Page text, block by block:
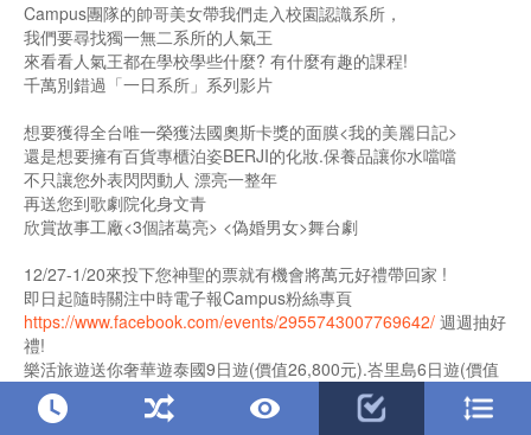
Campus團隊的帥哥美女帶我們走入校園認識系所，
我們要尋找獨一無二系所的人氣王
來看看人氣王都在學校學些什麼? 有什麼有趣的課程!
千萬別錯過「一日系所」系列影片
想要獲得全台唯一榮獲法國奧斯卡獎的面膜<我的美麗日記>
還是想要擁有百貨專櫃泊姿BERJI的化妝.保養品讓你水噹噹
不只讓您外表閃閃動人 漂亮一整年
再送您到歌劇院化身文青
欣賞故事工廠<3個諸葛亮> <偽婚男女>舞台劇
12/27-1/20來投下您神聖的票就有機會將萬元好禮帶回家 !
即日起隨時關注中時電子報Campus粉絲專頁
https://www.facebook.com/events/2955743007769642/ 週週抽好
禮!
樂活旅遊送你奢華遊泰國9日遊(價值26,800元).峇里島6日遊(價值
26,500元)!